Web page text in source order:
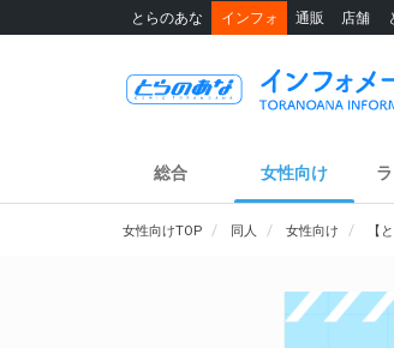
とらのあな インフォ 通販 店舗
総合 女性向け
女性向けTOP 同人 女性向け 【